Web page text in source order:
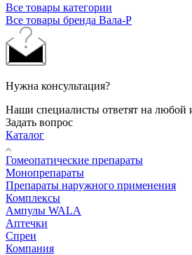
Все товары категории
Все товары бренда Вала-Р
Нужна консультация?
Наши специалисты ответят на любой
Задать вопрос
Каталог
Гомеопатические препараты
Монопрепараты
Препараты наружного применения
Комплексы
Ампулы WALA
Аптечки
Спреи
Компания